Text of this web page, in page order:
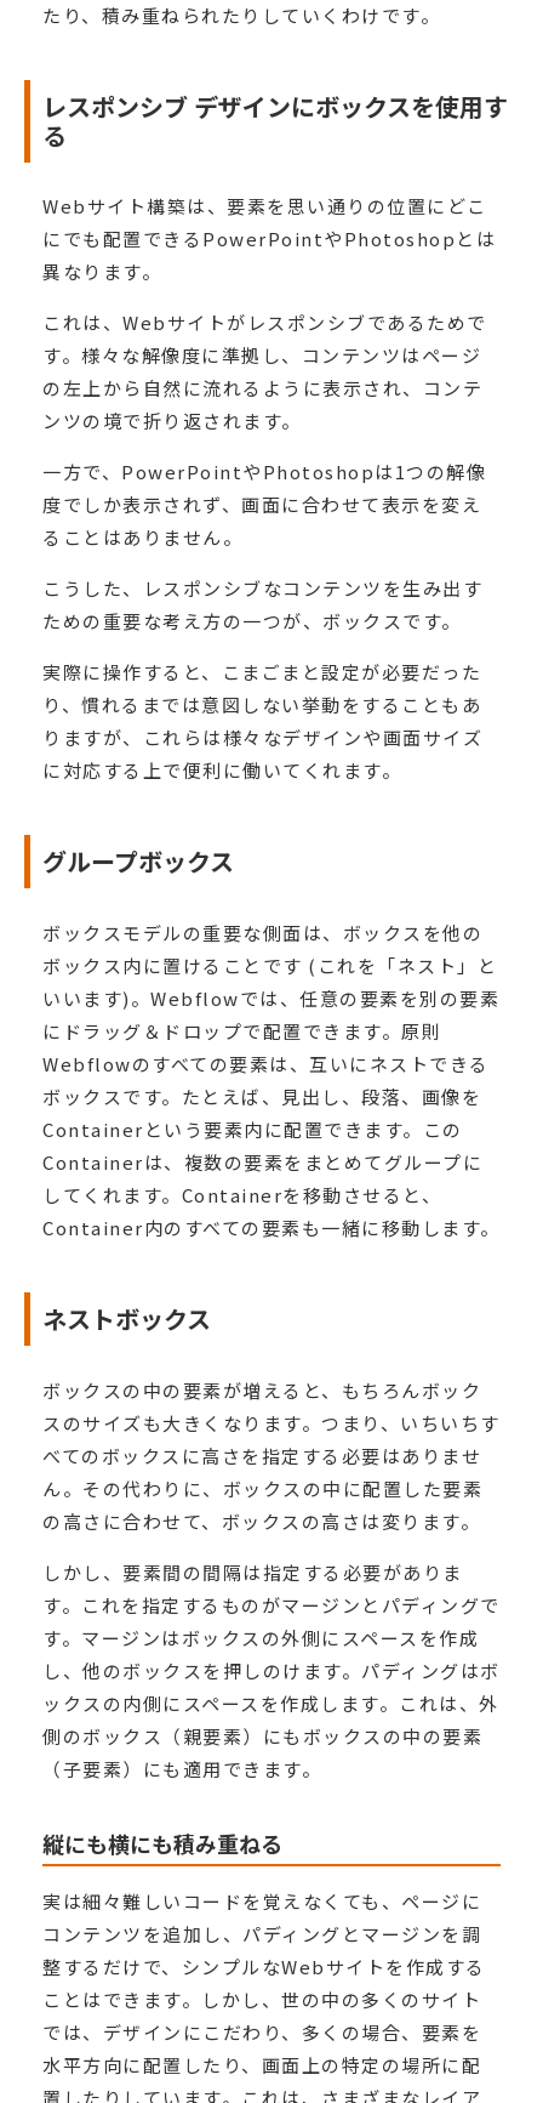
たり、積み重ねられたりしていくわけです。
レスポンシブ デザインにボックスを使用す
る
Webサイト構築は、要素を思い通りの位置にどこ
にでも配置できるPowerPointやPhotoshopとは
異なります。
これは、Webサイトがレスポンシブであるためで
す。様々な解像度に準拠し、コンテンツはページ
の左上から自然に流れるように表示され、コンテ
ンツの境で折り返されます。
一方で、PowerPointやPhotoshopは1つの解像
度でしか表示されず、画面に合わせて表示を変え
ることはありません。
こうした、レスポンシブなコンテンツを生み出す
ための重要な考え方の一つが、ボックスです。
実際に操作すると、こまごまと設定が必要だった
り、慣れるまでは意図しない挙動をすることもあ
りますが、これらは様々なデザインや画面サイズ
に対応する上で便利に働いてくれます。
グループボックス
ボックスモデルの重要な側面は、ボックスを他の
ボックス内に置けることです (これを「ネスト」と
いいます)。Webflowでは、任意の要素を別の要素
にドラッグ＆ドロップで配置できます。原則
Webflowのすべての要素は、互いにネストできる
ボックスです。たとえば、見出し、段落、画像を
Containerという要素内に配置できます。この
Containerは、複数の要素をまとめてグループに
してくれます。Containerを移動させると、
Container内のすべての要素も一緒に移動します。
ネストボックス
ボックスの中の要素が増えると、もちろんボック
スのサイズも大きくなります。つまり、いちいちす
べてのボックスに高さを指定する必要はありませ
ん。その代わりに、ボックスの中に配置した要素
の高さに合わせて、ボックスの高さは変ります。
しかし、要素間の間隔は指定する必要がありま
す。これを指定するものがマージンとパディングで
す。マージンはボックスの外側にスペースを作成
し、他のボックスを押しのけます。パディングはボ
ックスの内側にスペースを作成します。これは、外
側のボックス（親要素）にもボックスの中の要素
（子要素）にも適用できます。
縦にも横にも積み重ねる
実は細々難しいコードを覚えなくても、ページに
コンテンツを追加し、パディングとマージンを調
整するだけで、シンプルなWebサイトを作成する
ことはできます。しかし、世の中の多くのサイト
では、デザインにこだわり、多くの場合、要素を
水平方向に配置したり、画面上の特定の場所に配
置したりしています。これは、さまざまなレイア